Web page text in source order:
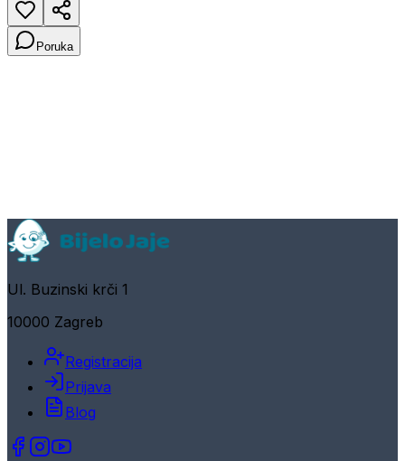
Poruka
Ul. Buzinski krči 1
10000 Zagreb
Registracija
Prijava
Blog